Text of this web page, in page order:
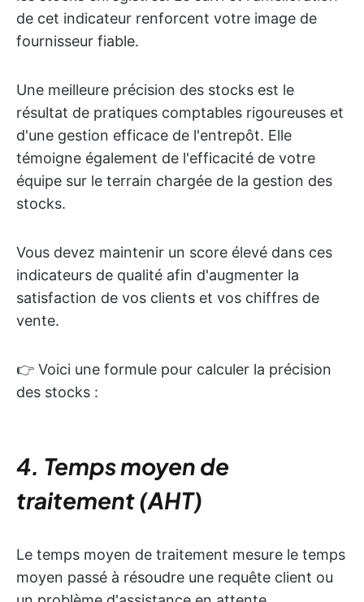
de cet indicateur renforcent votre image de
fournisseur fiable.
Une meilleure précision des stocks est le
résultat de pratiques comptables rigoureuses et
d'une gestion efficace de l'entrepôt. Elle
témoigne également de l'efficacité de votre
équipe sur le terrain chargée de la gestion des
stocks.
Vous devez maintenir un score élevé dans ces
indicateurs de qualité afin d'augmenter la
satisfaction de vos clients et vos chiffres de
vente.
👉 Voici une formule pour calculer la précision
des stocks :
4. Temps moyen de
traitement (AHT)
Le temps moyen de traitement mesure le temps
moyen passé à résoudre une requête client ou